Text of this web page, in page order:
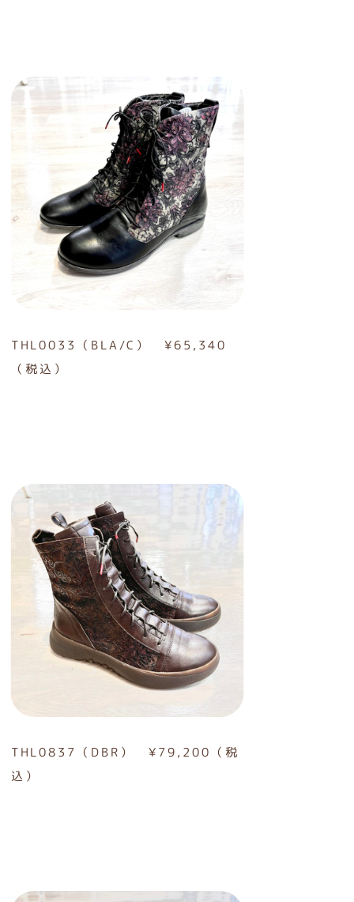
THL0033（BLA/C） ¥65,340
（税込）
THL0837（DBR） ¥79,200（税
込）